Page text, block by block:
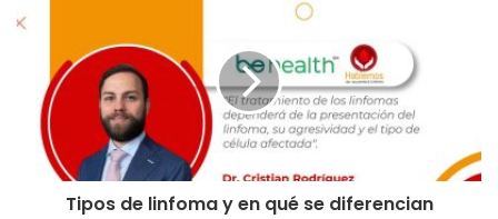
Tipos de linfoma y en qué se diferencian